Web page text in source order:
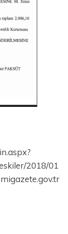
2018/01